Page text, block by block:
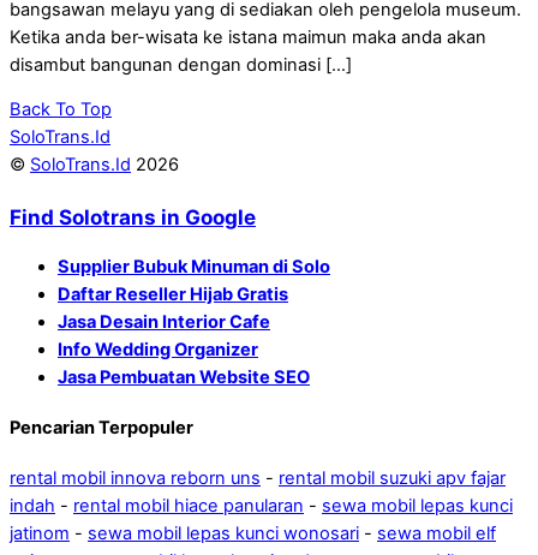
bangsawan melayu yang di sediakan oleh pengelola museum.
Ketika anda ber-wisata ke istana maimun maka anda akan
disambut bangunan dengan dominasi […]
Back To Top
SoloTrans.Id
© SoloTrans.Id 2026
Find Solotrans in Google
Supplier Bubuk Minuman di Solo
Daftar Reseller Hijab Gratis
Jasa Desain Interior Cafe
Info Wedding Organizer
Jasa Pembuatan Website SEO
Pencarian Terpopuler
rental mobil innova reborn uns - rental mobil suzuki apv fajar
indah - rental mobil hiace panularan - sewa mobil lepas kunci
jatinom - sewa mobil lepas kunci wonosari - sewa mobil elf